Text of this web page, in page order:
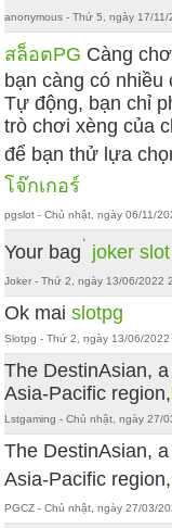
anonymous - Thứ 5, ngày 17/
สล็อตPG Càng
bạn càng có
Tự động, bạn chỉ
trò chơi xèng của
để bạn thử lựa
โจ๊กเกอร์
pgslot - Chủ nhật, ngày 06/11/
Your bag ่ joker slot
Joker - Thứ 2, ngày 13/06/2022
Ok maislotpg
Slotpg - Thứ 2, ngày 13/06/2022
The DestinAsian,
Asia-Pacific region,
Lstgaming - Chủ nhật, ngày 27/
The DestinAsian,
Asia-Pacific region,
PGCZ - Chủ nhật, ngày 27/03/